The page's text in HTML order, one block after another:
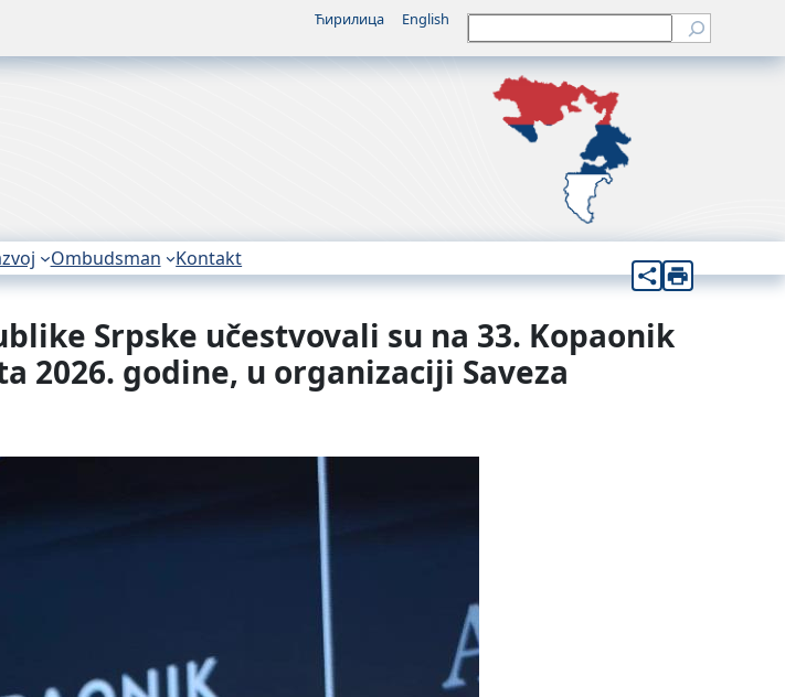
Ћирилица English Претрага
Ombudsman Kontakt
Srpske učestvovali su na 33. Kopaonik
2026. godine, u organizaciji Saveza